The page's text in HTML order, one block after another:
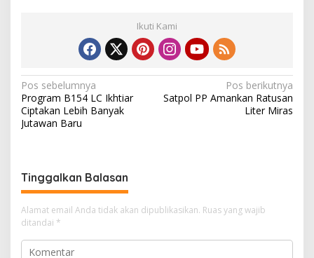
Ikuti Kami
N
a
v
g
a
s
i
p
Pos sebelumnya
Program B154 LC Ikhtiar
Ciptakan Lebih Banyak
Jutawan Baru
Pos berikutnya
Satpol PP Amankan Ratusan
Liter Miras
Tinggalkan Balasan
Alamat email Anda tidak akan dipublikasikan. Ruas yang wajib
ditandai *